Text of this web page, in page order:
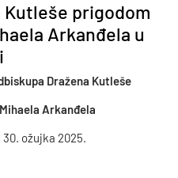
Kutleše prigodom
Arkanđela u
Dražena Kutleše
Arkanđela
ožujka 2025.